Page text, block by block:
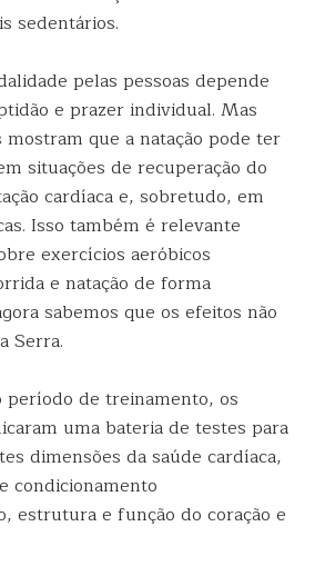
sedentários.
pelas pessoas depende
e prazer individual. Mas
que a natação pode ter
situações de recuperação do
cardíaca e, sobretudo, em
Isso também é relevante
exercícios aeróbicos
e natação de forma
sabemos que os efeitos não
Serra.
período de treinamento, os
uma bateria de testes para
dimensões da saúde cardíaca,
condicionamento
estrutura e função do coração e